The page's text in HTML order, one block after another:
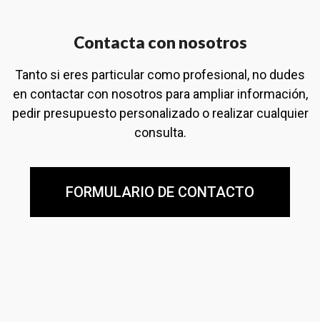
Contacta con nosotros
Tanto si eres particular como profesional, no dudes
en contactar con nosotros para ampliar información,
pedir presupuesto personalizado o realizar cualquier
consulta.
FORMULARIO DE CONTACTO